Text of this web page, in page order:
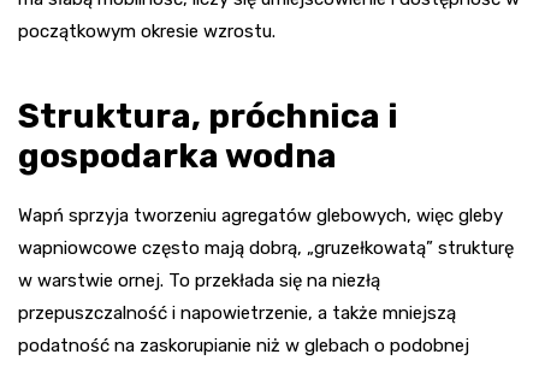
początkowym okresie wzrostu.
Struktura, próchnica i
gospodarka wodna
Wapń sprzyja tworzeniu agregatów glebowych, więc gleby
wapniowcowe często mają dobrą, „gruzełkowatą” strukturę
w warstwie ornej. To przekłada się na niezłą
przepuszczalność i napowietrzenie, a także mniejszą
podatność na zaskorupianie niż w glebach o podobnej